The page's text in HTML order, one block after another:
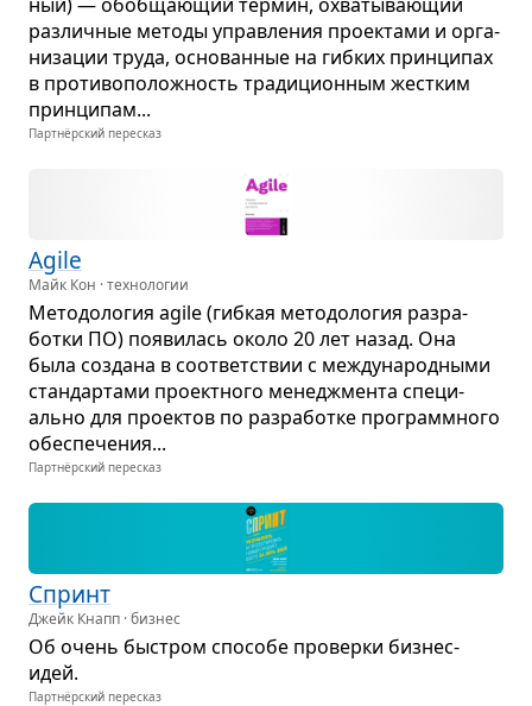
раз­лич­ные методы управ­ле­ния про­ек­тами и орга­
ни­за­ции труда, осно­ван­ные на гиб­ких прин­ци­пах
в про­ти­во­по­лож­ность тра­ди­ци­он­ным жест­ким
прин­ци­пам...
Партнёрский пересказ
Agile
Майк Кон · технологии
Мето­до­ло­гия agile (гиб­кая мето­до­ло­гия раз­ра­
ботки ПО) появи­лась около 20 лет назад. Она
была создана в соот­вет­ствии с меж­ду­на­род­ными
стан­дар­тами про­ект­ного мене­джмента спе­ци­
ально для про­ек­тов по раз­ра­ботке про­грамм­ного
обес­пе­че­ния...
Партнёрский пересказ
Спринт
Джейк Кнапп · бизнес
Об очень быстром спо­собе про­верки биз­нес-
идей.
Партнёрский пересказ